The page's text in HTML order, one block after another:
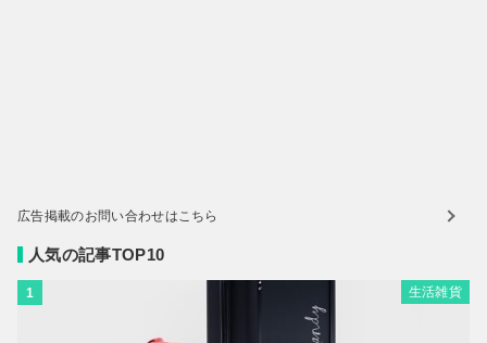
広告掲載のお問い合わせはこちら
人気の記事TOP10
1 生活雑貨